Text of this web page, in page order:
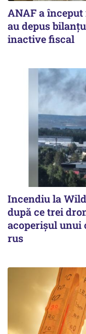
ANAF a
au depus
inactive fiscal
Incendiu la
după ce trei
acoperişul
rus